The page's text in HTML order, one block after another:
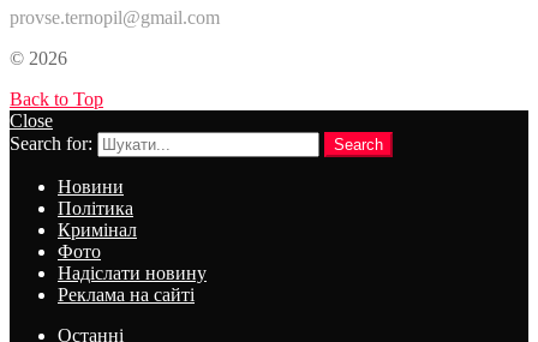
provse.ternopil@gmail.com
© 2026
Back to Top
Close
Search for:
Search
Новини
Політика
Кримінал
Фото
Надіслати новину
Реклама на сайті
Останні